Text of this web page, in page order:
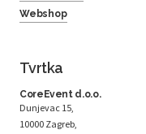
Webshop
Tvrtka
CoreEvent d.o.o.
Dunjevac 15,
10000 Zagreb,